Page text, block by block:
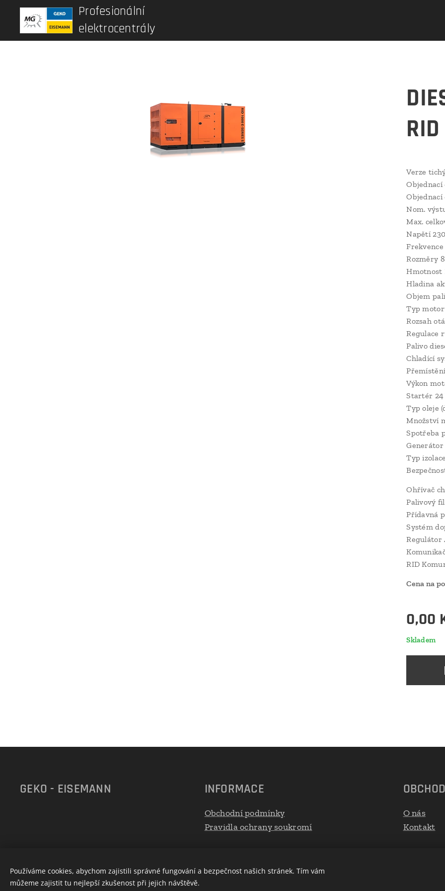
Profesionální
elektrocentrály
Verze
Objednací
Nom.
Max.
Napětí
Rozměry
Hmotnost
Hladina
Objem
Typ
Rozsah
Regulace
Palivo
Chladící
Výkon
Startér 24
Typ oleje
Množství
Spotřeba
Typ
Ohřívač
Palivový
Přídavná
Systém
Regulátor
RID
Cena na
0,00
Skladem
GEKO - EISEMANN INFORMACE
Obchodní podmínky
Pravidla ochrany soukromí
O nás
Kontakt
Používáme cookies, abychom zajistili správné fungování a bezpečnost našich stránek. Tím vám
můžeme zajistit tu nejlepší zkušenost při jejich návštěvě.